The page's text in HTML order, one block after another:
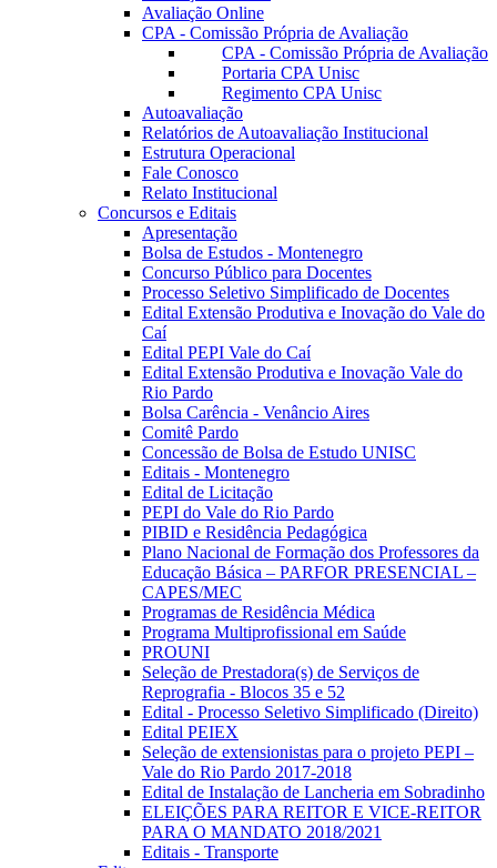
Avaliação Online
CPA - Comissão Própria de Avaliação
CPA - Comissão Própria de Avaliação
Portaria CPA Unisc
Regimento CPA Unisc
Autoavaliação
Relatórios de Autoavaliação Institucional
Estrutura Operacional
Fale Conosco
Relato Institucional
Concursos e Editais
Apresentação
Bolsa de Estudos - Montenegro
Concurso Público para Docentes
Processo Seletivo Simplificado de Docentes
Edital Extensão Produtiva e Inovação do Vale do
Caí
Edital PEPI Vale do Caí
Edital Extensão Produtiva e Inovação Vale do
Rio Pardo
Bolsa Carência - Venâncio Aires
Comitê Pardo
Concessão de Bolsa de Estudo UNISC
Editais - Montenegro
Edital de Licitação
PEPI do Vale do Rio Pardo
PIBID e Residência Pedagógica
Plano Nacional de Formação dos Professores da
Educação Básica – PARFOR PRESENCIAL –
CAPES/MEC
Programas de Residência Médica
Programa Multiprofissional em Saúde
PROUNI
Seleção de Prestadora(s) de Serviços de
Reprografia - Blocos 35 e 52
Edital - Processo Seletivo Simplificado (Direito)
Edital PEIEX
Seleção de extensionistas para o projeto PEPI –
Vale do Rio Pardo 2017-2018
Edital de Instalação de Lancheria em Sobradinho
ELEIÇÕES PARA REITOR E VICE-REITOR
PARA O MANDATO 2018/2021
Editais - Transporte